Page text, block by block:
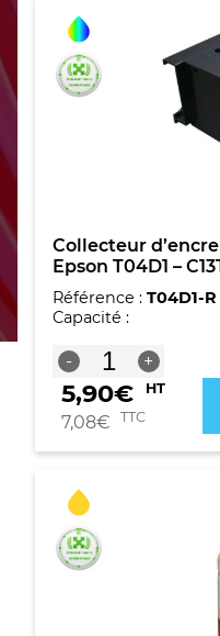
Collecteur
Epson T04D1 –
Référence : T04D1-R
Capacité :
-
quantité
de
Collecteur
d'encre
compatible
T04D1
-
C13T04D100
+
5,90€ HT
7,08€ TTC